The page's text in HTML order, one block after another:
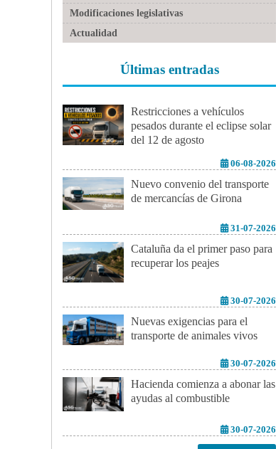
Modificaciones legislativas
Actualidad
Últimas entradas
Restricciones a vehículos
pesados durante el eclipse solar
del 12 de agosto
06-08-2026
Nuevo convenio del transporte
de mercancías de Girona
31-07-2026
Cataluña da el primer paso para
recuperar los peajes
30-07-2026
Nuevas exigencias para el
transporte de animales vivos
30-07-2026
Hacienda comienza a abonar las
ayudas al combustible
30-07-2026